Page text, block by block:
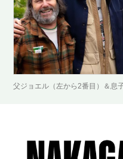
父ジョエル（左から2番目）＆息